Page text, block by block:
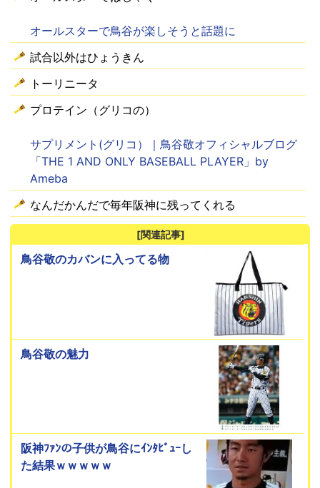
オールスターで鳥谷が楽しそうと話題に
試合以外はひょうきん
トーリニータ
プロテイン（グリコの）
サプリメント(グリコ）｜鳥谷敬オフィシャルブログ
「THE 1 AND ONLY BASEBALL PLAYER」by
Ameba
なんだかんだで毎年阪神に残ってくれる
[関連記事]
鳥谷敬のカバンに入ってる物
鳥谷敬の魅力
阪神ﾌｧﾝの子供が鳥谷にｲﾝﾀﾋﾞｭｰし
た結果ｗｗｗｗｗ